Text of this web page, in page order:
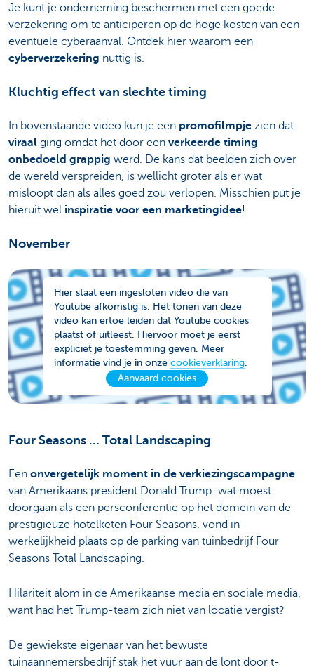
Je kunt je onderneming beschermen met een goede
verzekering om te anticiperen op de hoge kosten van een
eventuele cyberaanval. Ontdek hier waarom een
cyberverzekering nuttig is.
Kluchtig effect van slechte timing
In bovenstaande video kun je een promofilmpje zien dat
viraal ging omdat het door een verkeerde timing
onbedoeld grappig werd. De kans dat beelden zich over
de wereld verspreiden, is wellicht groter als er wat
misloopt dan als alles goed zou verlopen. Misschien put je
hieruit wel inspiratie voor een marketingidee!
November
Hier staat een ingesloten video die van
Youtube afkomstig is. Het tonen van deze
video kan ertoe leiden dat Youtube cookies
plaatst of uitleest. Hiervoor moet je eerst
expliciet je toestemming geven. Meer
informatie vind je in onze cookieverklaring.
Aanvaard cookies
Four Seasons … Total Landscaping
Een onvergetelijk moment in de verkiezingscampagne
van Amerikaans president Donald Trump: wat moest
doorgaan als een persconferentie op het domein van de
prestigieuze hotelketen Four Seasons, vond in
werkelijkheid plaats op de parking van tuinbedrijf Four
Seasons Total Landscaping.
Hilariteit alom in de Amerikaanse media en sociale media,
want had het Trump-team zich niet van locatie vergist?
De gewiekste eigenaar van het bewuste
tuinaannemersbedrijf stak het vuur aan de lont door t-